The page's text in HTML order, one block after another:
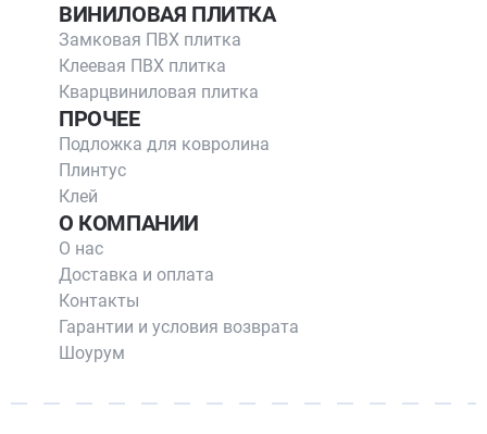
ВИНИЛОВАЯ ПЛИТКА
Замковая ПВХ плитка
Клеевая ПВХ плитка
Кварцвиниловая плитка
ПРОЧЕЕ
Подложка для ковролина
Плинтус
Клей
О КОМПАНИИ
О нас
Доставка и оплата
Контакты
Гарантии и условия возврата
Шоурум